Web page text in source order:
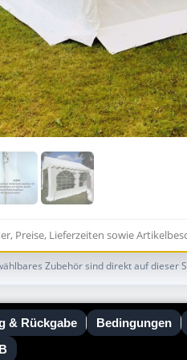
Preise, Lieferzeiten sowie
Zubehör sind direkt auf dieser
& Rückgabe Bedingungen